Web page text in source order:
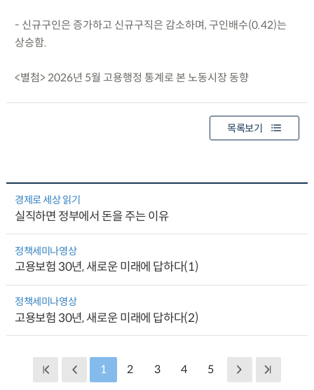
- 신규구인은 증가하고 신규구직은 감소하며, 구인배수(0.42)는
상승함.
<별첨> 2026년 5월 고용행정 통계로 본 노동시장 동향
목록보기
경제로 세상 읽기
실직하면 정부에서 돈을 주는 이유
정책세미나영상
고용보험 30년, 새로운 미래에 답하다(1)
정책세미나영상
고용보험 30년, 새로운 미래에 답하다(2)
1 2 3 4 5